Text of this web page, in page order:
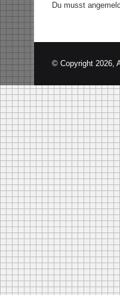
Du musst
© Copyright 2026,